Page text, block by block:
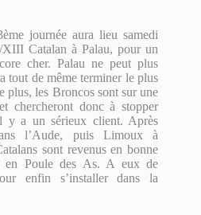
journée aura lieu samedi
Catalan à Palau, pour un
cher. Palau ne peut plus
tout de même terminer le plus
plus, les Broncos sont sur une
chercheront donc à stopper
y a un sérieux client. Après
l’Aude, puis Limoux à
sont revenus en bonne
en Poule des As. A eux de
enfin s’installer dans la